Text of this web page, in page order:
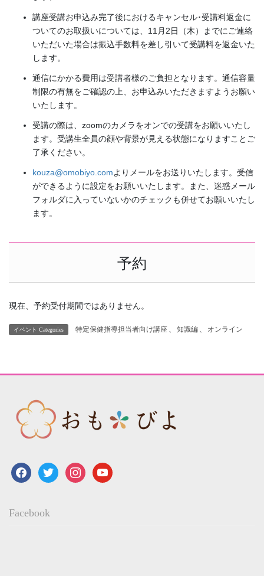
講座受講お申込み完了後におけるキャンセル･受講料返金に
ついてのお取扱いについては、11月2日（木）までにご連絡
いただいた場合は振込手数料を差し引いて受講料を返金いた
します。
通信にかかる費用は受講者様のご負担となります。通信容量
制限の有無をご確認の上、お申込みいただきますようお願い
いたします。
受講の際は、zoomのカメラをオンでの受講をお願いいたし
ます。受講生全員の顔や背景が見える状態になりますことご
了承ください。
kouza@omobiyo.comよりメールをお送りいたします。受信
ができるように設定をお願いいたします。また、迷惑メール
フォルダに入っていないかのチェックも併せてお願いいたし
ます。
予約
現在、予約受付期間ではありません。
イベント Categories 特定保健指導担当者向け講座 、 知識編 、 オンライン
facebooktwitter instagramyoutube
Facebook